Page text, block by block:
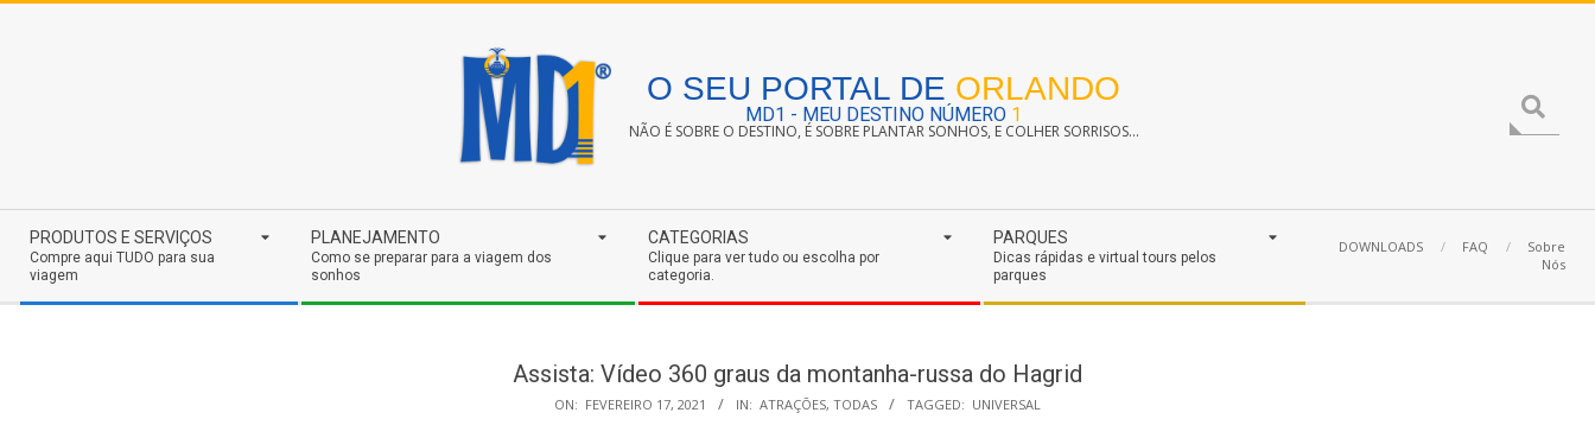
O SEU PORTAL DE ORLANDO
MD1 - MEU DESTINO NÚMERO 1
NÃO É SOBRE O DESTINO, É SOBRE PLANTAR SONHOS, E COLHER SORRISOS...
Navigation
Menu
PRODUTOS E SERVIÇOS
Compre aqui TUDO para sua
viagem
PLANEJAMENTO
Como se preparar para a viagem dos
sonhos
CATEGORIAS
Clique para ver tudo ou escolha por
categoria.
PARQUES
Dicas rápidas e virtual tours pelos
parques
DOWNLOADS FAQ
Sobre
Nós
Assista: Vídeo 360 graus da montanha-russa do Hagrid
ON: FEVEREIRO 17, 2021 IN: ATRAÇÕES, TODAS TAGGED: UNIVERSAL